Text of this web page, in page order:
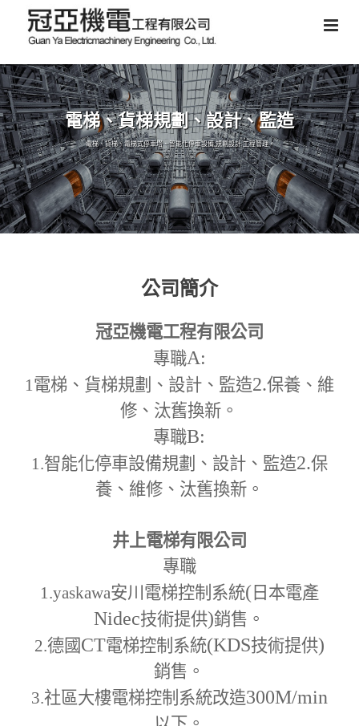
電梯、貨梯規劃、設計、監造
電梯、貨梯、電梯式停車塔、智能化停車設備,規劃設計,工程管理。
公司簡介
冠亞機電工程有限公司
專職A:
1電梯、貨梯規劃、設計、監造2.保養、維
修、汰舊換新。
專職B:
1.智能化停車設備規劃、設計、監造2.保
養、維修、汰舊換新。
井上電梯有限公司
專職
1.yaskawa安川電梯控制系統( 日本電產
Nidec技術提供)銷售。
2.德國 CT電梯控制系統(KDS技術提供)
銷售。
3.社區大樓電梯控制系統改造300M/min